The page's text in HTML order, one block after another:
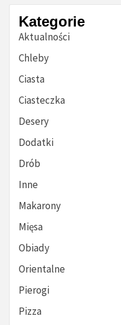
Kategorie
Aktualności
Chleby
Ciasta
Ciasteczka
Desery
Dodatki
Drób
Inne
Makarony
Mięsa
Obiady
Orientalne
Pierogi
Pizza